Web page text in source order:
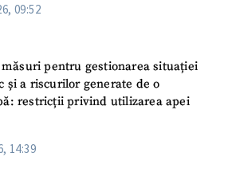
09:52
pentru gestionarea situației
și a riscurilor generate de o
restricții privind utilizarea apei
14:39